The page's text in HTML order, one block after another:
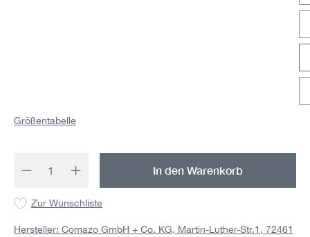
Größentabelle
Produkt Anzahl: Gib den gewünschten
In den Warenkorb
Zur Wunschliste
Hersteller: Comazo GmbH + Co. KG, Martin-Luther-Str.1, 72461